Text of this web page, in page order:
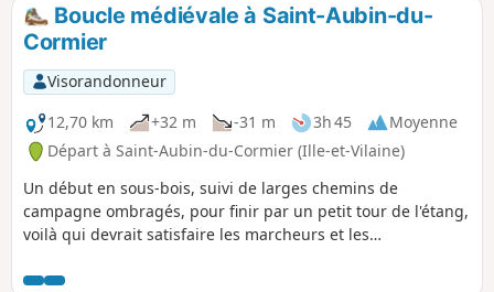
Boucle médiévale à Saint-Aubin-du-
Cormier
Visorandonneur
12,70 km
+32 m -31 m 3h 45
Moyenne
Départ à Saint-Aubin-du-Cormier (Ille-et-Vilaine)
Un début en sous-bois, suivi de larges chemins de
campagne ombragés, pour finir par un petit tour de l'étang,
voilà qui devrait satisfaire les marcheurs et les
sur petites routes goudronnées.